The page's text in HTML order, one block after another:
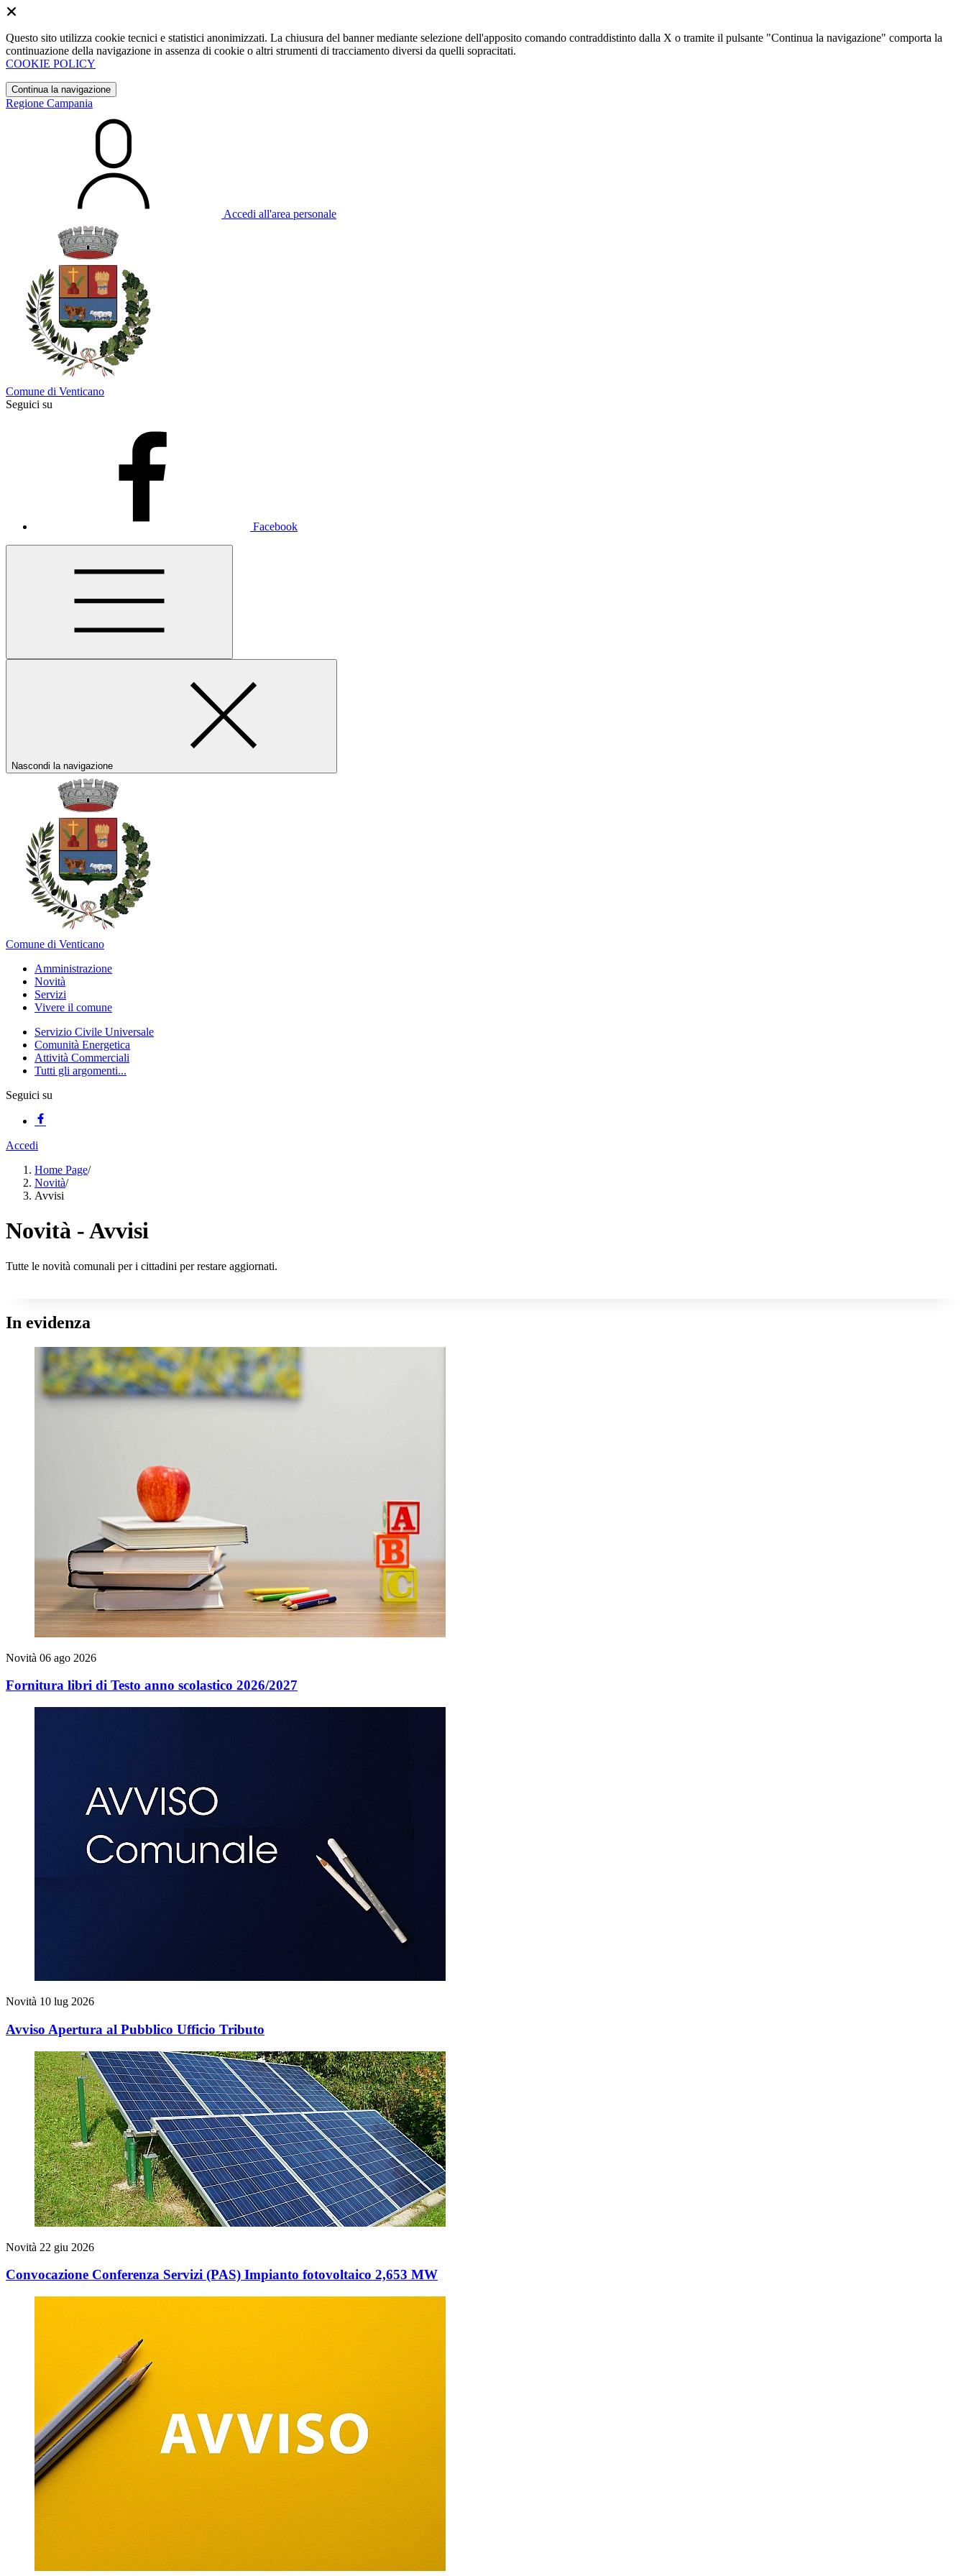
Questo sito utilizza cookie tecnici e statistici anonimizzati. La chiusura del banner mediante selezione dell'apposito comando contraddistinto dalla X o tramite il pulsante "Continua la navigazione" comporta la
continuazione della navigazione in assenza di cookie o altri strumenti di tracciamento diversi da quelli sopracitati.
COOKIE POLICY
Continua la navigazione
Regione Campania
Accedi all'area personale
Comune di Venticano
Seguici su
Facebook
Nascondi la navigazione
Comune di Venticano
Amministrazione
Novità
Servizi
Vivere il comune
Servizio Civile Universale
Comunità Energetica
Attività Commerciali
Tutti gli argomenti...
Seguici su
Accedi
Home Page/
Novità/
Avvisi
Novità - Avvisi
Tutte le novità comunali per i cittadini per restare aggiornati.
In evidenza
Novità 06 ago 2026
Fornitura libri di Testo anno scolastico 2026/2027
Novità 10 lug 2026
Avviso Apertura al Pubblico Ufficio Tributo
Novità 22 giu 2026
Convocazione Conferenza Servizi (PAS) Impianto fotovoltaico 2,653 MW